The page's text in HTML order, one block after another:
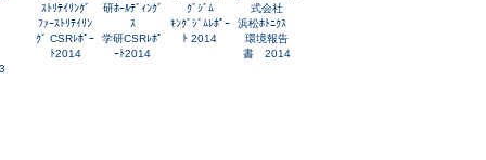
ｽﾄﾘﾃｲﾘﾝｸﾞ
ﾌｧｰｽﾄﾘﾃｲﾘﾝ
ｸﾞ CSRﾚﾎﾟｰ
ﾄ2014
研ﾎｰﾙﾃﾞｨﾝｸﾞ
ｽ
学研CSRﾚﾎﾟ
ｰﾄ2014
ｸﾞｼﾞﾑ
ｷﾝｸﾞｼﾞﾑﾚﾎﾟｰ
ﾄ 2014
式会社
浜松ﾎﾄﾆｸｽ
環境報告
書 2014